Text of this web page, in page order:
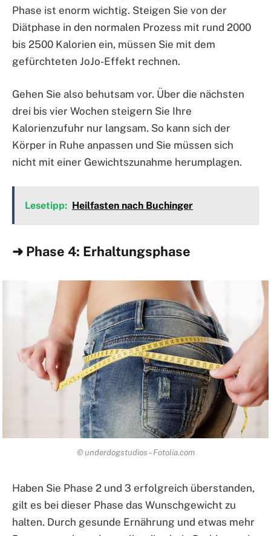
Phase ist enorm wichtig. Steigen Sie von der
Diätphase in den normalen Prozess mit rund 2000
bis 2500 Kalorien ein, müssen Sie mit dem
gefürchteten JoJo-Effekt rechnen.
Gehen Sie also behutsam vor. Über die nächsten
drei bis vier Wochen steigern Sie Ihre
Kalorienzufuhr nur langsam. So kann sich der
Körper in Ruhe anpassen und Sie müssen sich
nicht mit einer Gewichtszunahme herumplagen.
Lesetipp: Heilfasten nach Buchinger
➜ Phase 4: Erhaltungsphase
© underdogstudios – Fotolia.com
Haben Sie Phase 2 und 3 erfolgreich überstanden,
gilt es bei dieser Phase das Wunschgewicht zu
halten. Durch gesunde Ernährung und etwas mehr